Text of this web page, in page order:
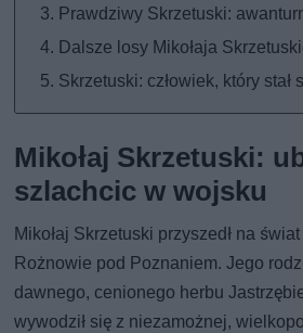
Prawdziwy Skrzetuski:
Dalsze losy Mikołaja
Skrzetuski: człowiek, który stał
Mikołaj Skrzetuski:
szlachcic w wojsku
Mikołaj Skrzetuski przyszedł na
Rożnowie pod Poznaniem. Jego
dawnego, cenionego herbu
wywodził się z niezamożnej,